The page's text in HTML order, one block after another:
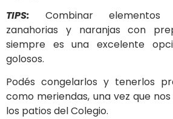
TIPS: Combinar elementos
zanahorias y naranjas con
siempre es una excelente
golosos.
Podés congelarlos y tenerlos
como meriendas, una vez que
los patios del Colegio.